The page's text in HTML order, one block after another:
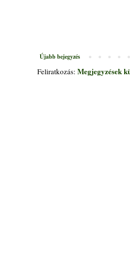
Újabb bejegyzés
Feliratkozás: Megjegyzések